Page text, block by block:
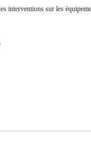
interventions sur les